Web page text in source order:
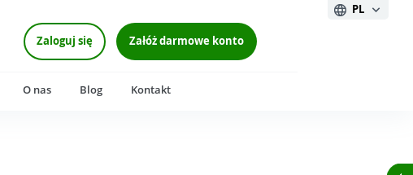
Zaloguj się Załóż darmowe konto
PL
O nas Blog Kontakt